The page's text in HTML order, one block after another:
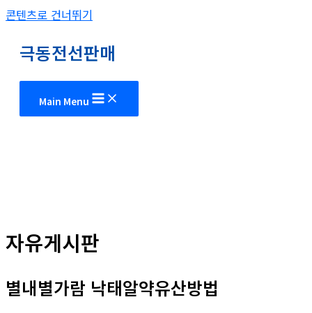
콘텐츠로 건너뛰기
극동전선판매
Main Menu
자유게시판
별내별가람 낙태알약유산방법